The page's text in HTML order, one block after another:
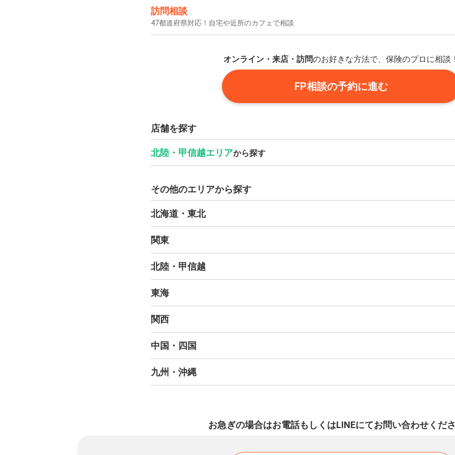
訪問相談
47都道府県対応！自宅や近所のカフェで相談
オンライン・来店・訪問のお好きな方法で、保険のプロに相談
FP相談の予約に進む
店舗を探す
北陸・甲信越エリアから探す
その他のエリアから探す
北海道・東北
関東
北陸・甲信越
東海
関西
中国・四国
九州・沖縄
お急ぎの場合はお電話もしくはLINEにてお問い合わせくだ